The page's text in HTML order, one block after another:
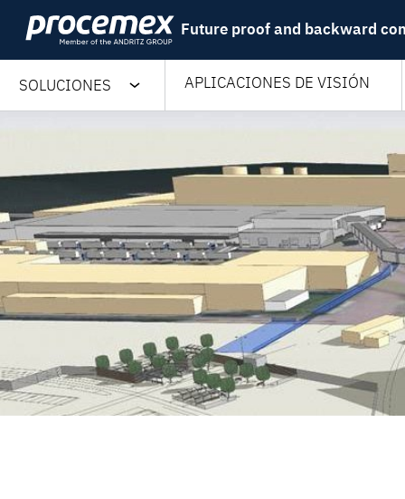
Skip
content
Future proof and backward
SOLUCIONES APLICACIONES DE VISIÓN